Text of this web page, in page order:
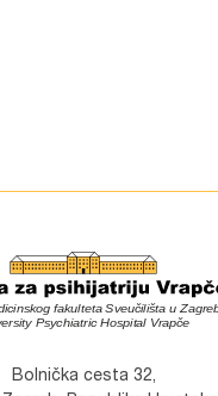
Bolnička cesta 32,